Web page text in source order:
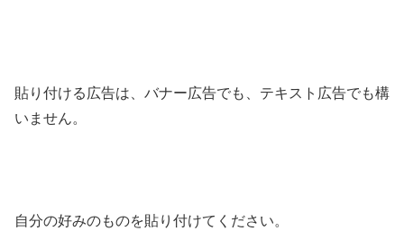
貼り付ける広告は、バナー広告でも、テキスト広告でも構
いません。
自分の好みのものを貼り付けてください。